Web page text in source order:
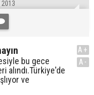
2013
bu gece
alındı.Türkiye'de
ve
A+
A-